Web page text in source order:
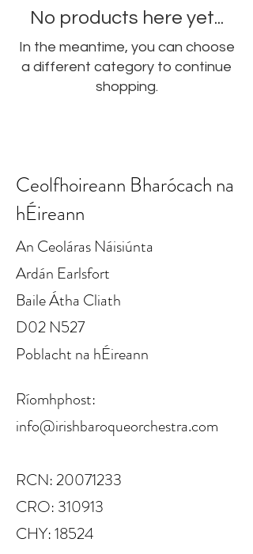
No products here yet...
In the meantime, you can choose
a different category to continue
shopping.
Ceolfhoireann Bharócach na
hÉireann
An Ceoláras Náisiúnta
Ardán Earlsfort
Baile Átha Cliath
D02 N527
Poblacht na hÉireann
Ríomhphost:
info@irishbaroqueorchestra.com
RCN:20071233
CRO: 310913
CHY: 18524